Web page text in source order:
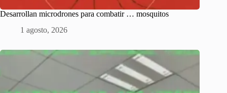
Desarrollan microdrones para combatir … mosquitos
1 agosto, 2026